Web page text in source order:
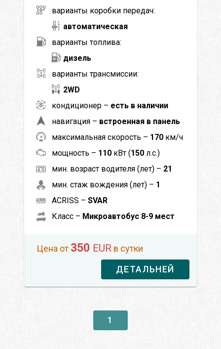
варианты коробки передач:
автоматическая
варианты топлива:
дизель
варианты трансмиссии:
2WD
кондиционер – есть в наличии
навигация – встроенная в панель
максимальная скорость – 170 км/ч
мощность – 110 кВт (150 л.с.)
мин. возраст водителя (лет) – 21
мин. стаж вождения (лет) – 1
ACRISS – SVAR
Класс – Микроавтобус 8-9 мест
Цена от 350 EUR в сутки
ДЕТАЛЬНЕЙ
1